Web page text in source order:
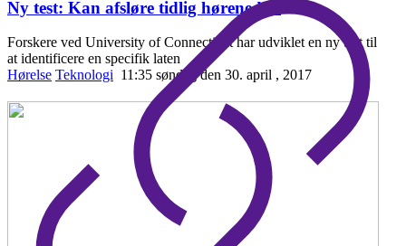
Ny test: Kan afsløre tidlig hørenedsæ
Forskere ved University of Connecticut har udviklet en ny test til
at identificere en specifik laten
Hørelse Teknologi 11:35 søndag den 30. april , 2017